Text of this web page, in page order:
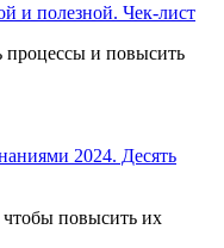
и полезной. Чек-лист
процессы и повысить
2024. Десять
чтобы повысить их